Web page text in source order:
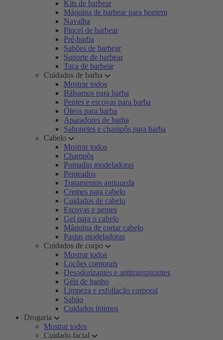
Kits de barbear
Máquina de barbear para homem
Navalha
Pincel de barbear
Pré-barba
Sabões de barbear
Suporte de barbear
Taça de barbear
Cuidados de barba
Mostrar todos
Bálsamos para barba
Pentes e escovas para barba
Óleos para barba
Aparadores de barba
Sabonetes e champôs para barba
Cabelo
Mostrar todos
Champôs
Pomadas modeladoras
Penteados
Tratamentos antiqueda
Cremes para cabelo
Cuidados de cabelo
Escovas e pentes
Gel para o cabelo
Máquina de cortar cabelo
Pastas modeladoras
Cuidados de corpo
Mostrar todos
Loções corporais
Desodorizantes e antitranspirantes
Géis de banho
Limpeza e esfoliação corporal
Sabão
Cuidados íntimos
Drogaria
Mostrar todos
Cuidado facial